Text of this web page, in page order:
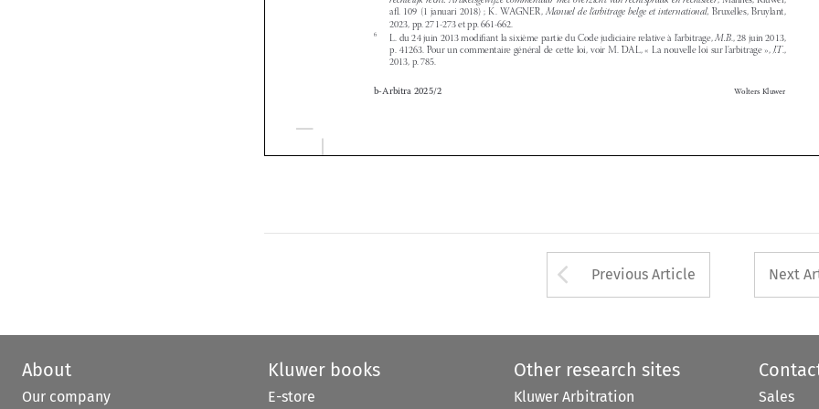
 
 


   


b-Arbitra 2025/2
2013, p. 785.
Arrow button used
Previous Article Next
About
Our company
Kluwer books
E-store
Other research sites
Kluwer Arbitration Sales